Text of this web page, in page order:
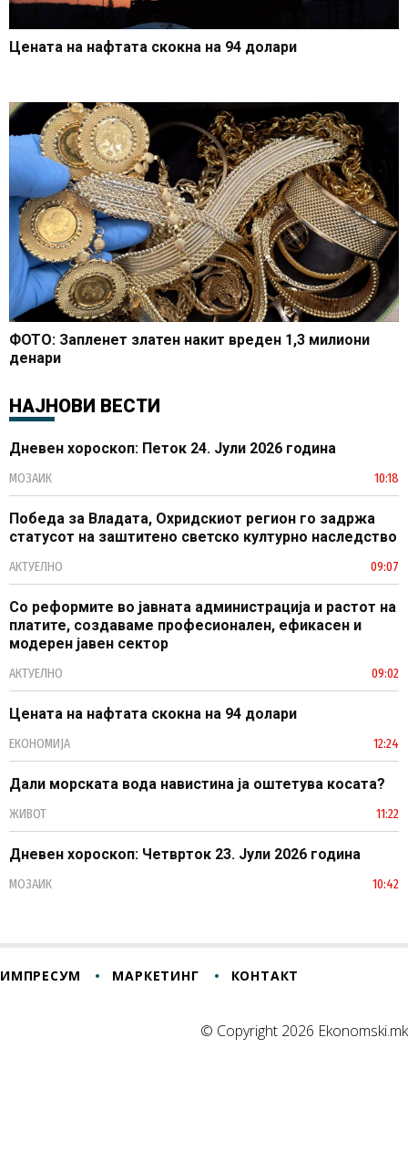
Цената на нафтата скокна на 94 долари
ФОТО: Запленет златен накит вреден 1,3 милиони
денари
НАЈНОВИ ВЕСТИ
Дневен хороскоп: Петок 24. Јули 2026 година
МОЗАИК 10:18
Победа за Владата, Охридскиот регион го задржа
статусот на заштитено светско културно наследство
АКТУЕЛНО 09:07
Со реформите во јавната администрација и растот на
платите, создаваме професионален, ефикасен и
модерен јавен сектор
АКТУЕЛНО 09:02
Цената на нафтата скокна на 94 долари
ЕКОНОМИЈА 12:24
Дали морската вода навистина ја оштетува косата?
ЖИВОТ 11:22
Дневен хороскоп: Четврток 23. Јули 2026 година
МОЗАИК 10:42
ИМПРЕСУМ МАРКЕТИНГ КОНТАКТ
© Copyright 2026 Ekonomski.mk